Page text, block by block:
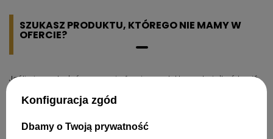
SZUKASZ PRODUKTU, KTÓREGO NIE MAMY W
OFERCIE?
Jeśli nie znalazłeś w naszej ofercie produktu, a chciałbyś kupić
formularza i przesłać nam opis szukanego przedmiotu. Aby
móc to zrobić musisz byćzalogowany
Konfiguracja zgód
Dbamy o Twoją prywatność